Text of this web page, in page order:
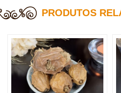
PRODUTOS